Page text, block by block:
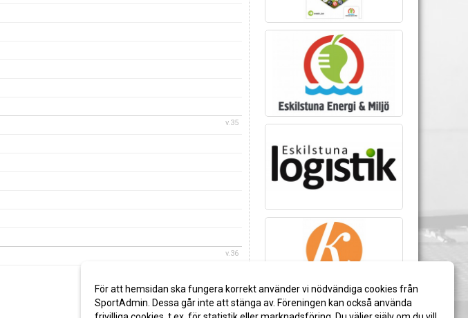
v.35
v.36
För att hemsidan ska fungera korrekt använder vi nödvändiga cookies från
SportAdmin. Dessa går inte att stänga av. Föreningen kan också använda